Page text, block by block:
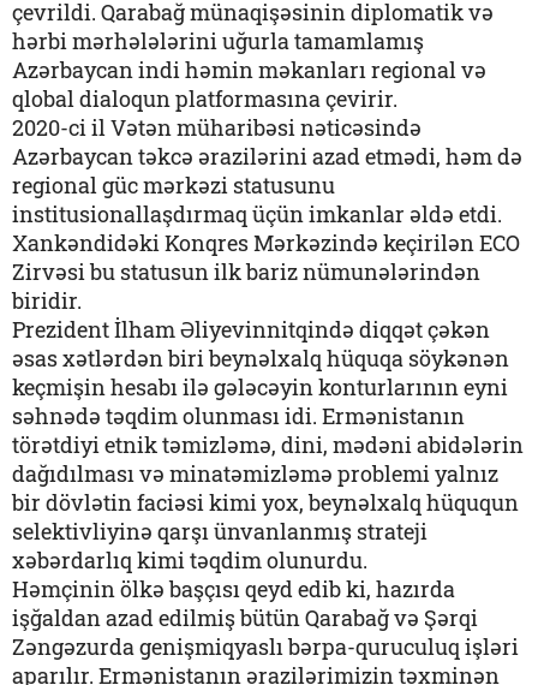
çevrildi. Qarabağ münaqişəsinin diplomatik və
hərbi mərhələlərini uğurla tamamlamış
Azərbaycan indi həmin məkanları regional və
qlobal dialoqun platformasına çevirir.
2020-ci il Vətən müharibəsi nəticəsində
Azərbaycan təkcə ərazilərini azad etmədi, həm də
regional güc mərkəzi statusunu
institusionallaşdırmaq üçün imkanlar əldə etdi.
Xankəndidəki Konqres Mərkəzində keçirilən ECO
Zirvəsi bu statusun ilk bariz nümunələrindən
biridir.
Prezident İlham Əliyevinnitqində diqqət çəkən
əsas xətlərdən biri beynəlxalq hüquqa söykənən
keçmişin hesabı ilə gələcəyin konturlarının eyni
səhnədə təqdim olunması idi. Ermənistanın
törətdiyi etnik təmizləmə, dini, mədəni abidələrin
dağıdılması və minatəmizləmə problemi yalnız
bir dövlətin faciəsi kimi yox, beynəlxalq hüququn
selektivliyinə qarşı ünvanlanmış strateji
xəbərdarlıq kimi təqdim olunurdu.
Həmçinin ölkə başçısı qeyd edib ki, hazırda
işğaldan azad edilmiş bütün Qarabağ və Şərqi
Zəngəzurda genişmiqyaslı bərpa-quruculuq işləri
aparılır. Ermənistanın ərazilərimizin təxminən